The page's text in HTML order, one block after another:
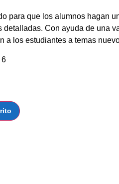
para que los alumnos hagan
detalladas. Con ayuda de una
a los estudiantes a temas
6